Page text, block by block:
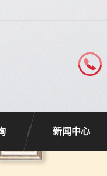
新闻中心